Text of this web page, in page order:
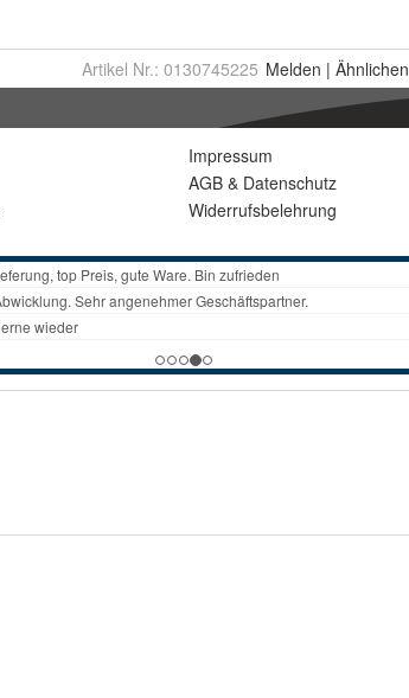
Artikel Nr.: 0130745225 Melden | Ähnlichen
Impressum
AGB & Datenschutz
Widerrufsbelehrung